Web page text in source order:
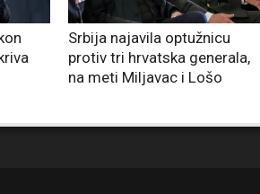
Srbija najavila optužnicu
protiv tri hrvatska generala,
na meti Miljavac i Lošo